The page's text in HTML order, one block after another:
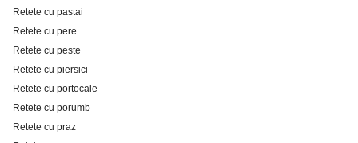
Retete cu pastai
Retete cu pere
Retete cu peste
Retete cu piersici
Retete cu portocale
Retete cu porumb
Retete cu praz